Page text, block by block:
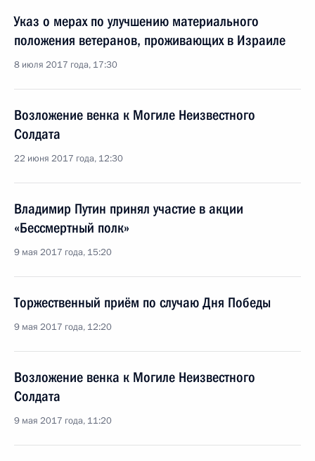
Указ о мерах по улучшению материального
положения ветеранов, проживающих в Израиле
8 июля 2017 года, 17:30
Возложение венка к Могиле Неизвестного
Солдата
22 июня 2017 года, 12:30
Владимир Путин принял участие в акции
«Бессмертный полк»
9 мая 2017 года, 15:20
Торжественный приём по случаю Дня Победы
9 мая 2017 года, 12:20
Возложение венка к Могиле Неизвестного
Солдата
9 мая 2017 года, 11:20